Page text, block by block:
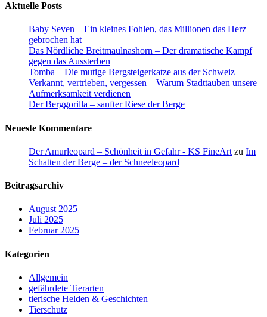
Aktuelle Posts
Baby Seven – Ein kleines Fohlen, das Millionen das Herz
gebrochen hat
Das Nördliche Breitmaulnashorn – Der dramatische Kampf
gegen das Aussterben
Tomba – Die mutige Bergsteigerkatze aus der Schweiz
Verkannt, vertrieben, vergessen – Warum Stadttauben unsere
Aufmerksamkeit verdienen
Der Berggorilla – sanfter Riese der Berge
Neueste Kommentare
Der Amurleopard – Schönheit in Gefahr - KS FineArt zu Im
Schatten der Berge – der Schneeleopard
Beitragsarchiv
August 2025
Juli 2025
Februar 2025
Kategorien
Allgemein
gefährdete Tierarten
tierische Helden & Geschichten
Tierschutz